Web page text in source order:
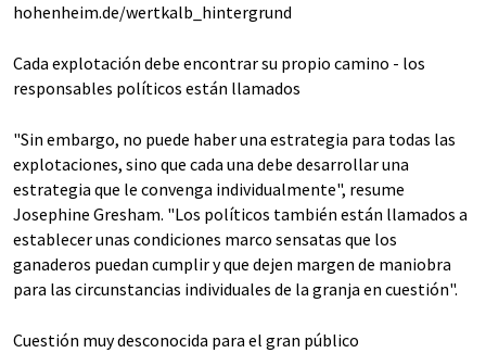
hohenheim.de/wertkalb_hintergrund
Cada explotación debe encontrar su propio camino - los
responsables políticos están llamados
"Sin embargo, no puede haber una estrategia para todas las
explotaciones, sino que cada una debe desarrollar una
estrategia que le convenga individualmente", resume
Josephine Gresham. "Los políticos también están llamados a
establecer unas condiciones marco sensatas que los
ganaderos puedan cumplir y que dejen margen de maniobra
para las circunstancias individuales de la granja en cuestión".
Cuestión muy desconocida para el gran público